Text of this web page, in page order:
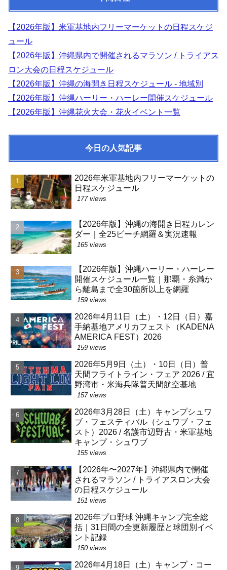
【2026年版】米軍基地内フリーマーケットの日程スケジ
ュール
【2026年版】沖縄県内で開催されるマラソン / トライアス
ロン大会の日程スケジュール
【2026年版】沖縄の海開き日程スケジュール - 地域別
【2026年版】沖縄ハーリー・ハーレー開催スケジュール
【2026年版】沖縄花火大会・花火イベント一覧
今日の人気記事
2026年米軍基地内フリーマーケットの
日程スケジュール
177 views
【2026年版】沖縄の海開き日程カレン
ダー｜全25ビーチ網羅＆実況速報
165 views
【2026年版】沖縄ハーリー・ハーレー
開催スケジュール一覧｜那覇・糸満か
ら離島まで全30箇所以上を網羅
159 views
2026年4月11日（土）・12日（日）嘉
手納基地アメリカフェスト（KADENA
AMERICA FEST）2026
159 views
2026年5月9日（土）・10日（日）普
天間フライトライン・フェア 2026 / 宜
野湾市・米海兵隊普天間航空基地
157 views
2026年3月28日（土）キャンプシュワ
ブ・フェスティバル（シュワブ・フェ
スト）2026 / 名護市辺野古・米軍基地
キャンプ・シュワブ
155 views
【2026年〜2027年】沖縄県内で開催
されるマラソン / トライアスロン大会
の日程スケジュール
151 views
2026年プロ野球 沖縄キャンプ完全総
括｜31日間の全更新履歴と球団別イベ
ント記録
150 views
2026年4月18日（土）キャンプ・コー